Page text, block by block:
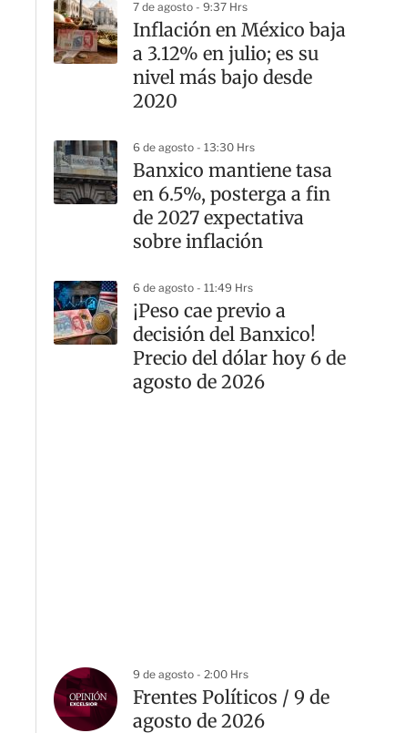
7 de agosto - 9:37 Hrs
Inflación en México baja
a 3.12% en julio; es su
nivel más bajo desde
2020
6 de agosto - 13:30 Hrs
Banxico mantiene tasa
en 6.5%, posterga a fin
de 2027 expectativa
sobre inflación
6 de agosto - 11:49 Hrs
¡Peso cae previo a
decisión del Banxico!
Precio del dólar hoy 6 de
agosto de 2026
9 de agosto - 2:00 Hrs
Frentes Políticos / 9 de
agosto de 2026